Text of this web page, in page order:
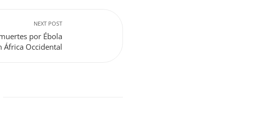
NEXT POST
por Ébola
África Occidental